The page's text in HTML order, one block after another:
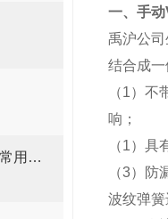
阀门选用标准专业知识和基本常用知识
一、手动
禹沪公
结合成
（1）不
响；
（1）具
（3）防
波纹弹